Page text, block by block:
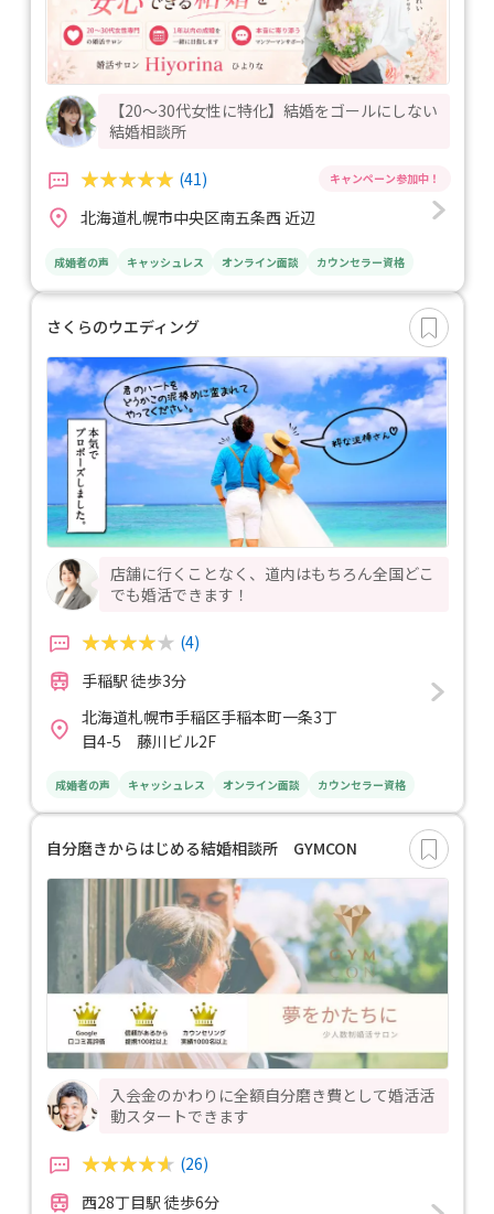
【20〜30代女性に特化】結婚をゴールにしない
結婚相談所
(41)
北海道札幌市中央区南五条西 近辺
成婚者の声 キャッシュレス オンライン面談 カウンセラー資格
さくらのウエディング
店舗に行くことなく、道内はもちろん全国どこ
でも婚活できます！
(4)
手稲駅 徒歩3分
北海道札幌市手稲区手稲本町一条3丁
目4-5 藤川ビル2F
成婚者の声 キャッシュレス オンライン面談 カウンセラー資格
自分磨きからはじめる結婚相談所 GYMCON
入会金のかわりに全額自分磨き費として婚活活
動スタートできます
(26)
西28丁目駅 徒歩6分